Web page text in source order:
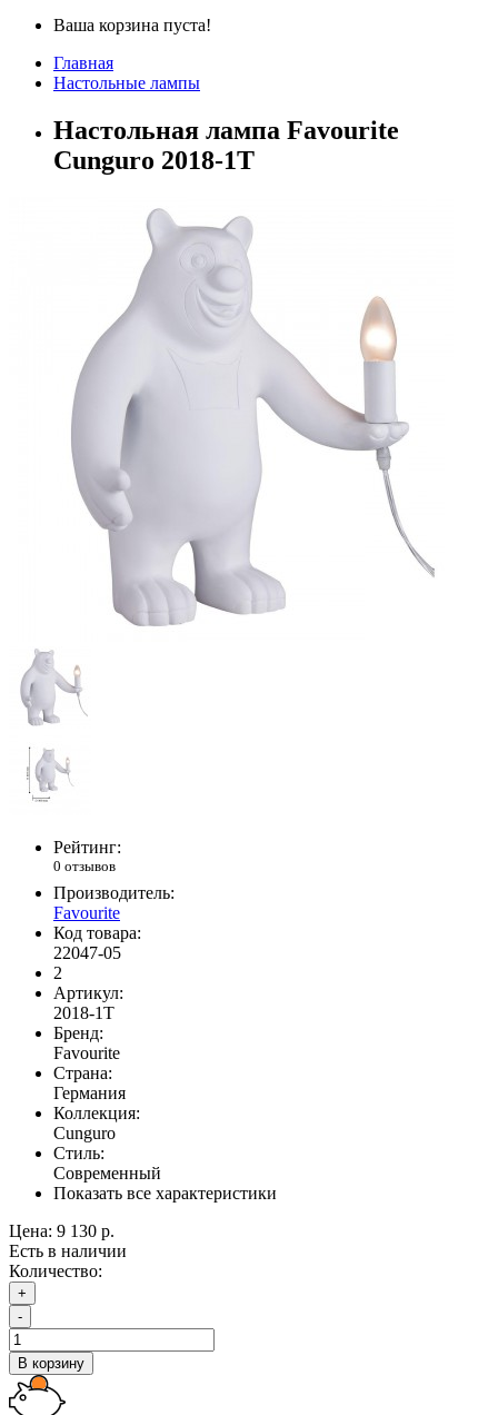
Ваша корзина пуста!
Главная
Настольные лампы
Настольная лампа Favourite
Cunguro 2018-1T
Рейтинг:
0 отзывов
Производитель:
Favourite
Код товара:
22047-05
2
Артикул:
2018-1T
Бренд:
Favourite
Страна:
Германия
Коллекция:
Cunguro
Стиль:
Современный
Показать все характеристики
Цена: 9 130 р.
Есть в наличии
Количество:
+
-
В корзину